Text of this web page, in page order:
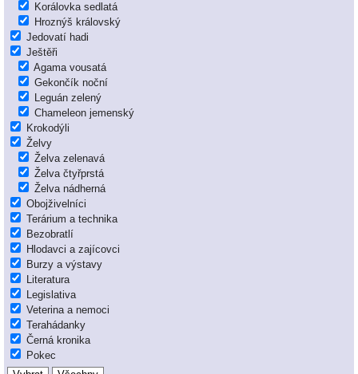
Korálovka sedlatá
Hroznýš královský
Jedovatí hadi
Ještěři
Agama vousatá
Gekončík noční
Leguán zelený
Chameleon jemenský
Krokodýli
Želvy
Želva zelenavá
Želva čtyřprstá
Želva nádherná
Obojživelníci
Terárium a technika
Bezobratlí
Hlodavci a zajícovci
Burzy a výstavy
Literatura
Legislativa
Veterina a nemoci
Terahádanky
Černá kronika
Pokec